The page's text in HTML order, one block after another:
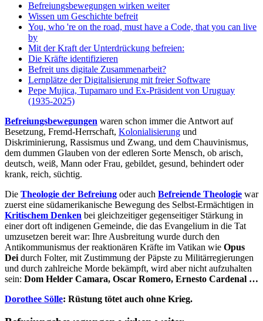
Befreiungsbewegungen wirken weiter
Wissen um Geschichte befreit
You, who 're on the road, must have a Code, that you can live
by
Mit der Kraft der Unterdrückung befreien:
Die Kräfte identifizieren
Befreit uns digitale Zusammenarbeit?
Lernplätze der Digitalisierung mit freier Software
Pepe Mujica, Tupamaro und Ex-Präsident von Uruguay
(1935-2025)
Befreiungsbewegungen waren schon immer die Antwort auf
Besetzung, Fremd-Herrschaft, Kolonialisierung und
Diskriminierung, Rassismus und Zwang, und dem Chauvinismus,
dem dummen Glauben von der edleren Sorte Mensch, ob arisch,
deutsch, weiß, Mann oder Frau, gebildet, gesund, behindert oder
krank, reich, süchtig.
Die Theologie der Befreiung oder auch Befreiende Theologie war
zuerst eine südamerikanische Bewegung des Selbst-Ermächtigen in
Kritischem Denken bei gleichzeitiger gegenseitiger Stärkung in
einer dort oft indigenen Gemeinde, die das Evangelium in die Tat
umzusetzen bereit war: Ihre Ausbreitung wurde durch den
Antikommunismus der reaktionären Kräfte im Vatikan wie Opus
Deidurch Folter, mit Zustimmung der Päpste zu Militärregierungen
und durch zahlreiche Morde bekämpft, wird aber nicht aufzuhalten
sein: Dom Helder Camara, Oscar Romero, Ernesto Cardenal …
Dorothee Sölle: Rüstung tötet auch ohne Krieg.